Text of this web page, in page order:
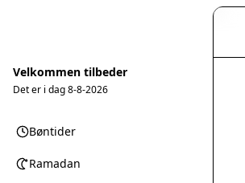
Velkommen tilbeder
Det er i dag8-8-2026
Bøntider
Ramadan